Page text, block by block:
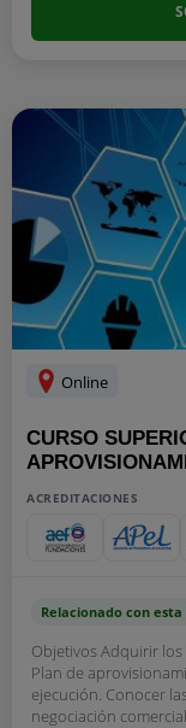
Online
CURSO
ACREDITACIONES
Relacionado con
Objetivos Adquirir
Plan de
ejecución. Conocer
negociación